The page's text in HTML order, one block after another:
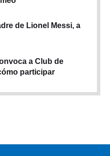
de Lionel Messi, a
a Club de
participar